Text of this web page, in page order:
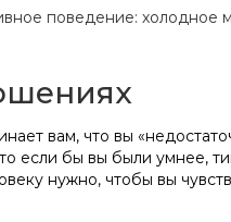
поведение: холодное
вам, что вы
если бы вы были умнее,
нужно, чтобы вы